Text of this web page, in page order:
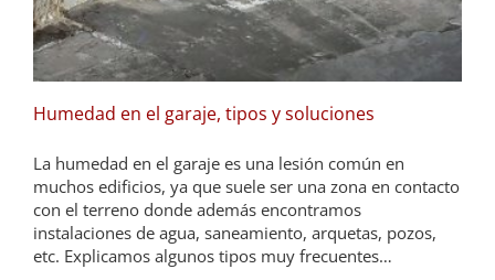
Humedad en el garaje, tipos y soluciones
La humedad en el garaje es una lesión común en
muchos edificios, ya que suele ser una zona en contacto
con el terreno donde además encontramos
instalaciones de agua, saneamiento, arquetas, pozos,
etc. Explicamos algunos tipos muy frecuentes…